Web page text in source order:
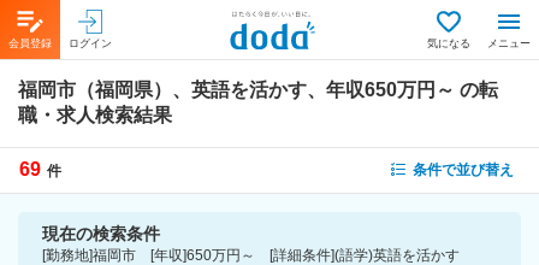
会員登録 ログイン 気になる メニュー
福岡市（福岡県）、英語を活かす、年収650万円～ の転
職・求人検索結果
69 件 条件で並び替え
現在の検索条件
[勤務地]福岡市 [年収]650万円～ [詳細条件](語学)英語を活かす